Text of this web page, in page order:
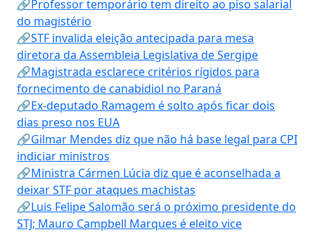
🔗Professor temporário tem direito ao piso salarial
do magistério
🔗STF invalida eleição antecipada para mesa
diretora da Assembleia Legislativa de Sergipe
🔗Magistrada esclarece critérios rígidos para
fornecimento de canabidiol no Paraná
🔗Ex-deputado Ramagem é solto após ficar dois
dias preso nos EUA
🔗Gilmar Mendes diz que não há base legal para CPI
indiciar ministros
🔗Ministra Cármen Lúcia diz que é aconselhada a
deixar STF por ataques machistas
🔗Luis Felipe Salomão será o próximo presidente do
STJ; Mauro Campbell Marques é eleito vice